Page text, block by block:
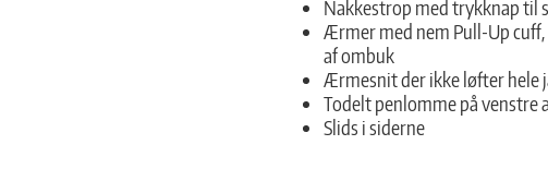
Nakkestrop med trykknap
Ærmer med nem Pull-Up
af ombuk
Ærmesnit der ikke løfter hele
Todelt penlomme på venstre
Slids i siderne